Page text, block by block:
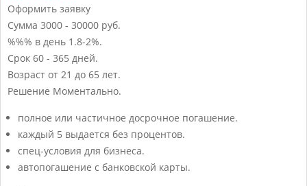
Оформить заявку
Сумма 3000 - 30000 руб.
%%% в день 1.8-2%.
Срок 60 - 365 дней.
Возраст от 21 до 65 лет.
Решение Моментально.
полное или частичное досрочное погашение.
каждый 5 выдается без процентов.
спец-условия для бизнеса.
автопогашение с банковской карты.